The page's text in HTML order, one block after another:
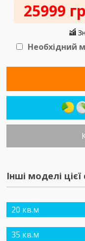
25999
Необхідний
Інші моделі цієї
20 кв.м
35 кв.м